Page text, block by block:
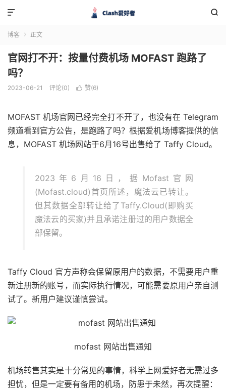


博客  正文
官网打不开：按量付费机场 MOFAST 跑路了
吗？
2023-06-21 评论(0)  赞(6)
MOFAST 机场官网已经完全打不开了，也没有在 Telegram
频道看到官方公告，是跑路了吗？根据爱机场博客提供的信
息，MOFAST 机场网站于6月16号出售给了 Taffy Cloud。
2023年6月16日，据Mofast官网
(Mofast.cloud)首页所述，魔法云已转让。
但其数据全部转让给了Taffy.Cloud(即购买
魔法云的买家)并且承诺注册过的用户数据全
部保留。
Taffy Cloud 官方声称会保留原用户的数据，不需要用户重
新注册新的账号，而实际执行情况，可能需要原用户亲自测
试了。新用户建议谨慎尝试。
mofast 网站出售通知
机场转售其实是十分常见的事情，科学上网爱好者无需过多
担忧，但是一定要有备用的机场，防患于未然，再次提醒：